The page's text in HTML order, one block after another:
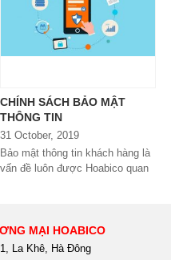
CHÍNH SÁCH BẢO MẬT
THÔNG TIN
31 October, 2019
Bảo mật thông tin khách hàng là
vấn đề luôn được Hoabico quan
MẠI HOABICO
La Khê, Hà Đông